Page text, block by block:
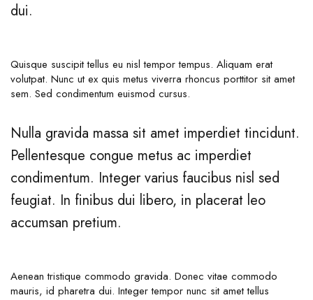
dui.
Quisque suscipit tellus eu nisl tempor tempus. Aliquam erat
volutpat. Nunc ut ex quis metus viverra rhoncus porttitor sit amet
sem. Sed condimentum euismod cursus.
Nulla gravida massa sit amet imperdiet tincidunt.
Pellentesque congue metus ac imperdiet
condimentum. Integer varius faucibus nisl sed
feugiat. In finibus dui libero, in placerat leo
accumsan pretium.
Aenean tristique commodo gravida. Donec vitae commodo
mauris, id pharetra dui. Integer tempor nunc sit amet tellus